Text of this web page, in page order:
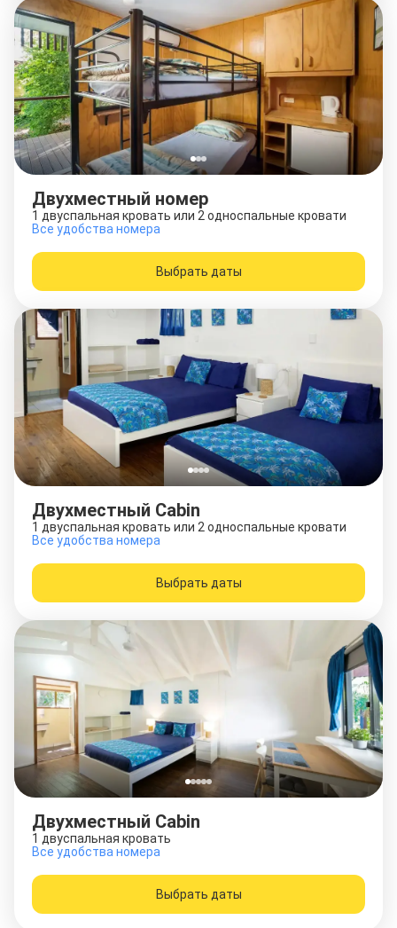
Двухместный номер
1 двуспальная кровать или 2 односпальные кровати
Все удобства номера
Выбрать даты
Двухместный Cabin
1 двуспальная кровать или 2 односпальные кровати
Все удобства номера
Выбрать даты
Двухместный Cabin
1 двуспальная кровать
Все удобства номера
Выбрать даты